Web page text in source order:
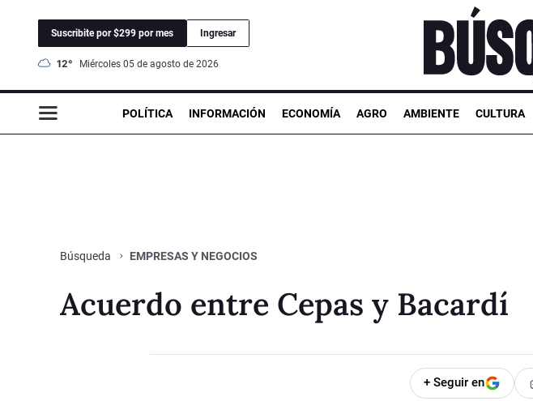
Suscribite por $299 por mes Ingresar
12° miércoles 05 de agosto de 2026
POLÍTICA INFORMACIÓN ECONOMÍA AGRO AMBIENTE CULTURA
Búsqueda EMPRESAS Y NEGOCIOS
Acuerdo entre Cepas y Bacardí
+ Seguir en